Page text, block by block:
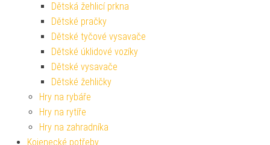
Dětská žehlicí prkna
Dětské pračky
Dětské tyčové vysavače
Dětské úklidové vozíky
Dětské vysavače
Dětské žehličky
Hry na rybáře
Hry na rytíře
Hry na zahradníka
Kojenecké potřeby